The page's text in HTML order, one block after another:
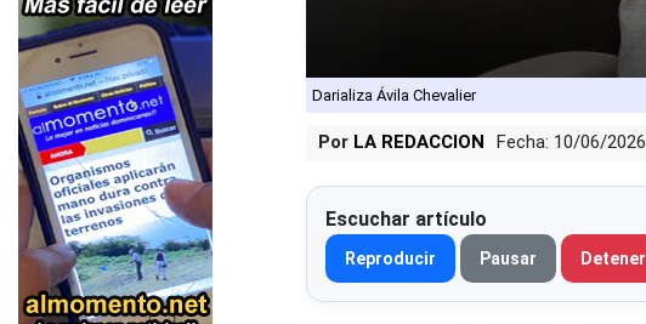
Darializa Ávila Chevalier
Por LA REDACCION Fecha: 10/06/2026
Escuchar artículo
Reproducir Pausar Detener